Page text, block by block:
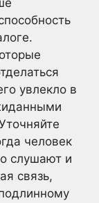
увлекло в
человек
слушают и
связь,